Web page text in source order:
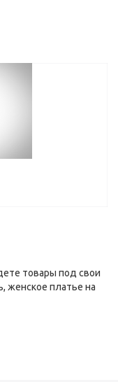
товары под свои
женское платье на